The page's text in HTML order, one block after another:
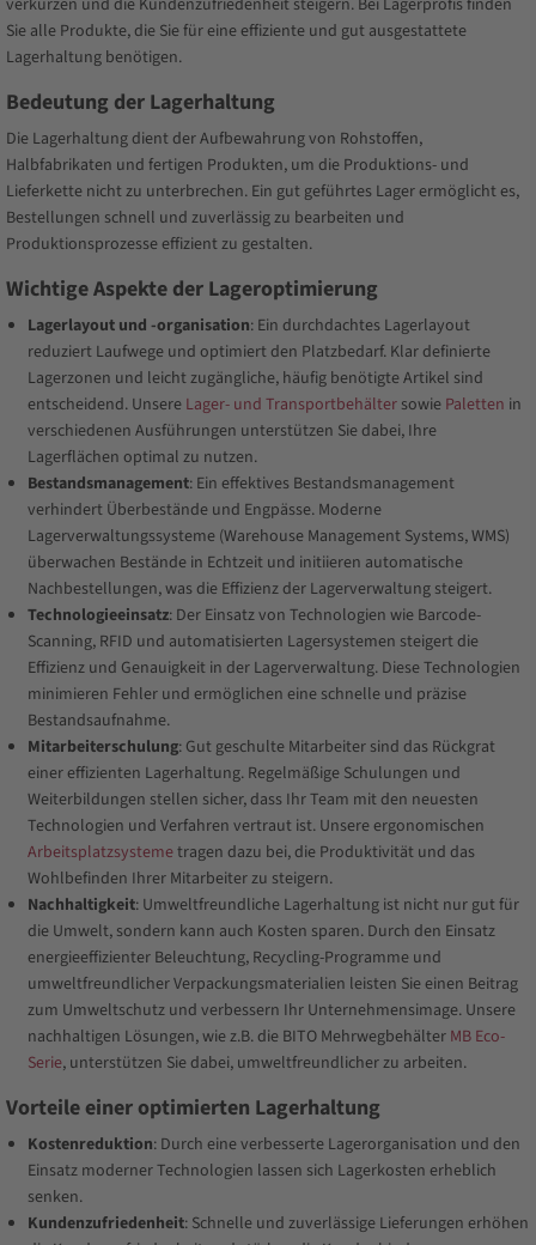
Sie alle Produkte, die Sie für eine effiziente und gut ausgestattete
Lagerhaltung benötigen.
Bedeutung der Lagerhaltung
Die Lagerhaltung dient der Aufbewahrung von Rohstoffen,
Halbfabrikaten und fertigen Produkten, um die Produktions- und
Lieferkette nicht zu unterbrechen. Ein gut geführtes Lager ermöglicht es,
Bestellungen schnell und zuverlässig zu bearbeiten und
Produktionsprozesse effizient zu gestalten.
Wichtige Aspekte der Lageroptimierung
Lagerlayout und -organisation: Ein durchdachtes Lagerlayout
reduziert Laufwege und optimiert den Platzbedarf. Klar definierte
Lagerzonen und leicht zugängliche, häufig benötigte Artikel sind
entscheidend. Unsere Lager- und Transportbehältersowie Paletten in
verschiedenen Ausführungen unterstützen Sie dabei, Ihre
Lagerflächen optimal zu nutzen.
Bestandsmanagement: Ein effektives Bestandsmanagement
verhindert Überbestände und Engpässe. Moderne
Lagerverwaltungssysteme (Warehouse Management Systems, WMS)
überwachen Bestände in Echtzeit und initiieren automatische
Nachbestellungen, was die Effizienz der Lagerverwaltung steigert.
Technologieeinsatz: Der Einsatz von Technologien wie Barcode-
Scanning, RFID und automatisierten Lagersystemen steigert die
Effizienz und Genauigkeit in der Lagerverwaltung. Diese Technologien
minimieren Fehler und ermöglichen eine schnelle und präzise
Bestandsaufnahme.
Mitarbeiterschulung: Gut geschulte Mitarbeiter sind das Rückgrat
einer effizienten Lagerhaltung. Regelmäßige Schulungen und
Weiterbildungen stellen sicher, dass Ihr Team mit den neuesten
Technologien und Verfahren vertraut ist. Unsere ergonomischen
Arbeitsplatzsystemetragen dazu bei, die Produktivität und das
Wohlbefinden Ihrer Mitarbeiter zu steigern.
Nachhaltigkeit: Umweltfreundliche Lagerhaltung ist nicht nur gut für
die Umwelt, sondern kann auch Kosten sparen. Durch den Einsatz
energieeffizienter Beleuchtung, Recycling-Programme und
umweltfreundlicher Verpackungsmaterialien leisten Sie einen Beitrag
zum Umweltschutz und verbessern Ihr Unternehmensimage. Unsere
nachhaltigen Lösungen, wie z.B. die BITO Mehrwegbehälter MB Eco-
Serie, unterstützen Sie dabei, umweltfreundlicher zu arbeiten.
Vorteile einer optimierten Lagerhaltung
Kostenreduktion: Durch eine verbesserte Lagerorganisation und den
Einsatz moderner Technologien lassen sich Lagerkosten erheblich
senken.
Kundenzufriedenheit: Schnelle und zuverlässige Lieferungen erhöhen